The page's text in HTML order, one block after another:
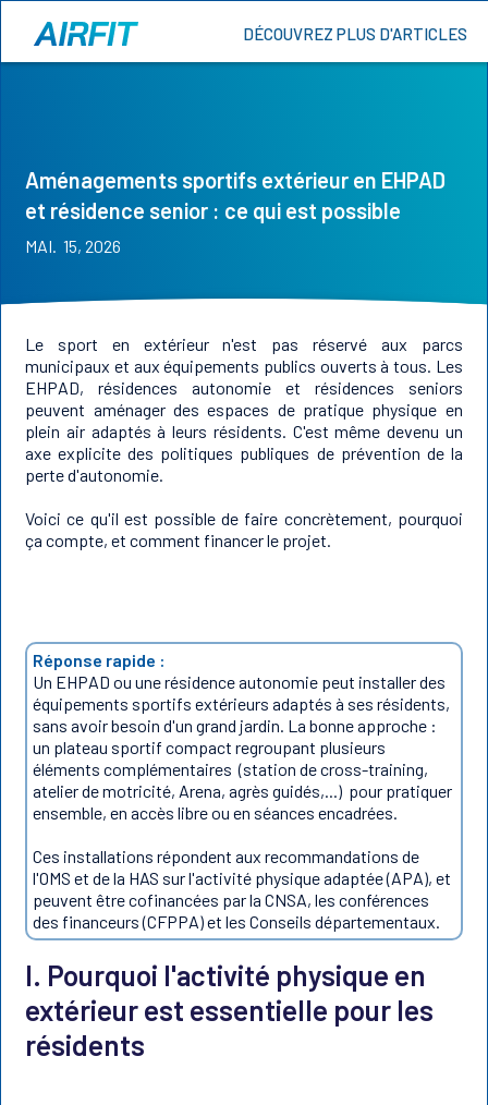
DÉCOUVREZ PLUS D'ARTICLES
Aménagements sportifs extérieur en EHPAD
et résidence senior : ce qui est possible
MAI. 15, 2026
Le sport en extérieur n'est pas réservé aux parcs
municipaux et aux équipements publics ouverts à tous. Les
EHPAD, résidences autonomie et résidences seniors
peuvent aménager des espaces de pratique physique en
plein air adaptés à leurs résidents. C'est même devenu un
axe explicite des politiques publiques de prévention de la
perte d'autonomie.
Voici ce qu'il est possible de faire concrètement, pourquoi
ça compte, et comment financer le projet.
Réponse rapide :
Un EHPAD ou une résidence autonomie peut installer des
équipements sportifs extérieurs adaptés à ses résidents,
sans avoir besoin d'un grand jardin. La bonne approche :
un plateau sportif compact regroupant plusieurs
éléments complémentaires (station de cross-training,
atelier de motricité, Arena, agrès guidés,...) pour pratiquer
ensemble, en accès libre ou en séances encadrées.
Ces installations répondent aux recommandations de
l'OMS et de la HAS sur l'activité physique adaptée (APA), et
peuvent être cofinancées par la CNSA, les conférences
des financeurs (CFPPA) et les Conseils départementaux.
I. Pourquoi l'activité physique en
extérieur est essentielle pour les
résidents